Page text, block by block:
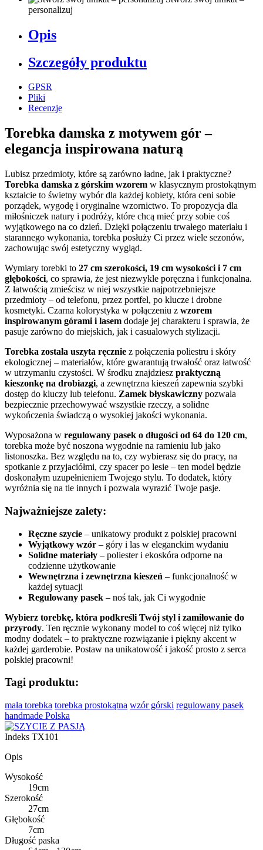
personalizuj
Opis
Szczegóły produktu
GPSR
Pliki
Recenzje
Torebka damska z motywem gór –
elegancja inspirowana naturą
Lubisz przedmioty, które są zarówno ładne, jak i praktyczne?
Torebka damska z górskim wzorem w klasycznym prostokątnym
kształcie to świetny wybór dla każdej kobiety, która ceni sobie
porządek, wygodę i oryginalne wzornictwo. To propozycja dla
miłośniczek natury i podróży, które chcą mieć przy sobie coś
wyjątkowego na co dzień. Dzięki połączeniu trwałego materiału i
starannego wykonania, torebka posłuży Ci przez wiele sezonów,
zachowując swój estetyczny wygląd.
Wymiary torebki to 27 cm szerokości, 19 cm wysokości i 7 cm
głębokości, co sprawia, że jest niezwykle poręczna i funkcjonalna.
Z łatwością zmieścisz w niej wszystkie najpotrzebniejsze
przedmioty – od telefonu, przez portfel, po klucze i drobne
kosmetyki. Czarna kolorystyka w połączeniu z wzorem
inspirowanym górami i lasem dodaje jej charakteru i sprawia, że
pasuje zarówno do miejskich, jak i casualowych stylizacji.
Torebka została uszyta ręcznie z połączenia poliestru i skóry
ekologicznej – materiałów, które gwarantują trwałość oraz łatwość
w utrzymaniu czystości. W środku znajdziesz praktyczną
kieszonkę na drobiazgi, a zewnętrzna kieszeń zapewnia szybki
dostęp do kluczy lub telefonu. Zamek błyskawiczny pozwala
bezpiecznie przechowywać wszystkie rzeczy, a solidne
wykończenia świadczą o wysokiej jakości wykonania.
Wyposażona w regulowany pasek o długości od 64 do 120 cm,
torebka może być noszona wygodnie na ramieniu lub jako
listonoszka. Bez względu na to, czy wybierasz się do pracy, na
spotkanie z przyjaciółmi, czy spacer po lesie – ten model będzie
doskonałym uzupełnieniem Twojego stylu. To dodatek, który
wyróżnia się na tle innych i pozwala wyrazić Twoje pasje.
Najważniejsze zalety:
Ręczne szycie – unikatowy produkt z polskiej pracowni
Wyjątkowy wzór – góry i las w eleganckim wydaniu
Solidne materiały – poliester i ekoskóra odporne na
codzienne użytkowanie
Wewnętrzna i zewnętrzna kieszeń – funkcjonalność w
każdej sytuacji
Regulowany pasek – noś tak, jak Ci wygodnie
Wybierz torebkę, która podkreśli Twój styl i zamiłowanie do
przyrody. Ten ręcznie wykonany model to coś więcej niż tylko
modny dodatek – to praktyczne rozwiązanie i piękny akcent w
każdej garderobie. Postaw na unikatowość i jakość prosto z serca
polskiej pracowni!
Tagi produktu:
mała torebka torebka prostokątna wzór górski regulowany pasek
handmade Polska
Indeks TX101
Opis
Wysokość
19cm
Szerokość
27cm
Głębokość
7cm
Długość paska